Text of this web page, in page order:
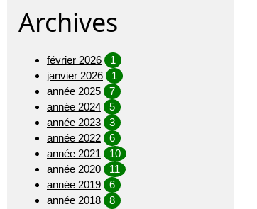
Archives
février 2026
1
janvier 2026
1
année 2025
7
année 2024
5
année 2023
3
année 2022
6
année 2021
10
année 2020
11
année 2019
6
année 2018
8